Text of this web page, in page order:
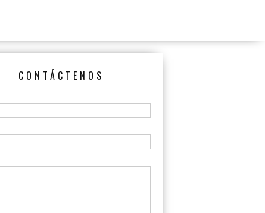
CONTÁCTENOS